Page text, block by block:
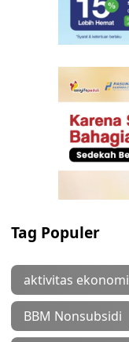
Tag Populer
aktivitas ekonomi
BBM Nonsubsidi